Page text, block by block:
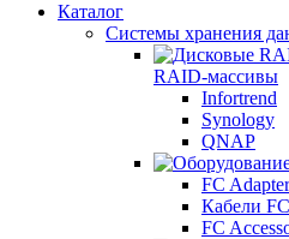
Каталог
Системы хранения
RAID-массивы
Infortrend
Synology
QNAP
FC
Кабели FC
FC